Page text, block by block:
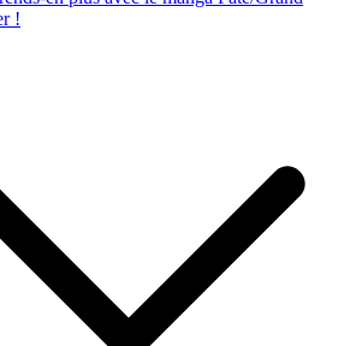
!